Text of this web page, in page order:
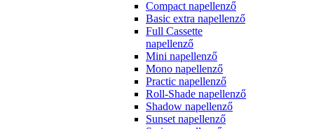
Compact napellenző
Basic extra napellenző
Full Cassette
napellenző
Mini napellenző
Mono napellenző
Practic napellenző
Roll-Shade napellenző
Shadow napellenző
Sunset napellenző